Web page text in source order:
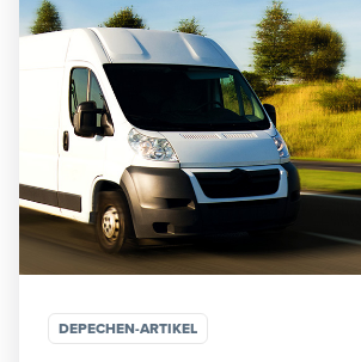
DEPECHEN-ARTIKEL